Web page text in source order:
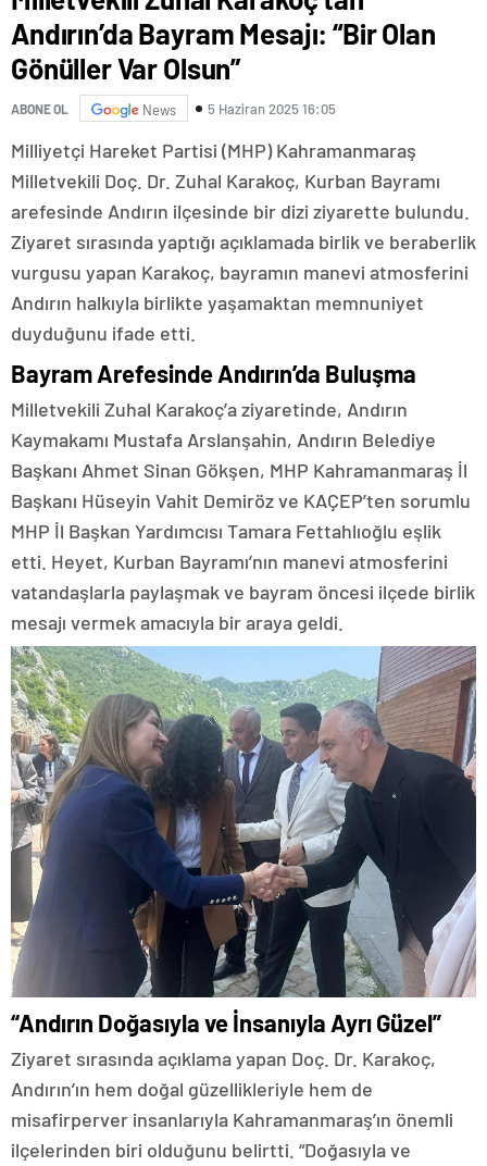
Andırın’da Bayram Mesajı: “Bir Olan
Gönüller Var Olsun”
ABONE OL News 5 Haziran 2025 16:05
Milliyetçi Hareket Partisi (MHP) Kahramanmaraş
Milletvekili Doç. Dr. Zuhal Karakoç, Kurban Bayramı
arefesinde Andırın ilçesinde bir dizi ziyarette bulundu.
Ziyaret sırasında yaptığı açıklamada birlik ve beraberlik
vurgusu yapan Karakoç, bayramın manevi atmosferini
Andırın halkıyla birlikte yaşamaktan memnuniyet
duyduğunu ifade etti.
Bayram Arefesinde Andırın’da Buluşma
Milletvekili Zuhal Karakoç’a ziyaretinde, Andırın
Kaymakamı Mustafa Arslanşahin, Andırın Belediye
Başkanı Ahmet Sinan Gökşen, MHP Kahramanmaraş İl
Başkanı Hüseyin Vahit Demiröz ve KAÇEP’ten sorumlu
MHP İl Başkan Yardımcısı Tamara Fettahlıoğlu eşlik
etti. Heyet, Kurban Bayramı’nın manevi atmosferini
vatandaşlarla paylaşmak ve bayram öncesi ilçede birlik
mesajı vermek amacıyla bir araya geldi.
“Andırın Doğasıyla ve İnsanıyla Ayrı Güzel”
Ziyaret sırasında açıklama yapan Doç. Dr. Karakoç,
Andırın’ın hem doğal güzellikleriyle hem de
misafirperver insanlarıyla Kahramanmaraş’ın önemli
ilçelerinden biri olduğunu belirtti. “Doğasıyla ve